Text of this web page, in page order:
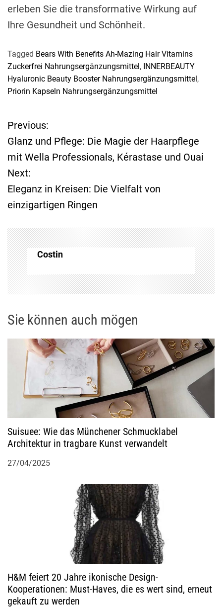
erleben Sie die transformative Wirkung auf
Ihre Gesundheit und Schönheit.
Tagged Bears With Benefits Ah-Mazing Hair Vitamins
Zuckerfrei Nahrungsergänzungsmittel, INNERBEAUTY
Hyaluronic Beauty Booster Nahrungsergänzungsmittel,
Priorin Kapseln Nahrungsergänzungsmittel
B
e
i
t
r
a
g
s
n
a
g
a
t
Previous:
Glanz und Pflege: Die Magie der Haarpflege
mit Wella Professionals, Kérastase und Ouai
Next:
Eleganz in Kreisen: Die Vielfalt von
einzigartigen Ringen
Costin
Sie können auch mögen
Suisuee: Wie das Münchener Schmucklabel
Architektur in tragbare Kunst verwandelt
27/04/2025
H&M feiert 20 Jahre ikonische Design-
Kooperationen: Must-Haves, die es wert sind, erneut
gekauft zu werden